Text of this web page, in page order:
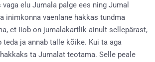
elu Jumala palge ees ning Jumal
inimkonna vaenlane hakkas tundma
et Iiob on jumalakartlik ainult sellepärast,
teda ja annab talle kõike. Kui ta aga
ta Jumalat teotama. Selle peale